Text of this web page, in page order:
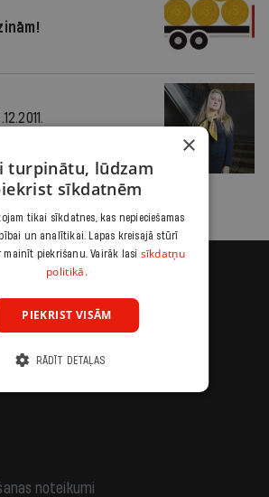
Lūcija
noteikumi
×
turpinātu, lūdzam
sīkdatnēm
tikai sīkdatnes, kas nepieciešamas
un analītikai. Lapas kreisajā stūrī
mainīt piekrišanu. Vairāk lasi sīkdatņu
politikā.
PIEKRIST VISĀM
RĀDĪT DETAĻAS